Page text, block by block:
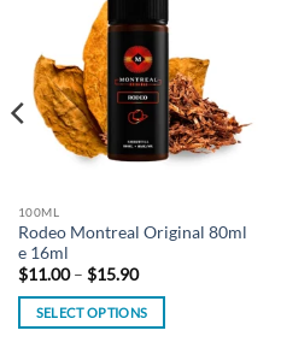
100ML
Rodeo Montreal Original 80ml
e 16ml
$11.00 – $15.90Price
$11.00
through
SELECT OPTIONS